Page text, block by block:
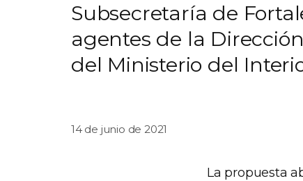
Subsecretaría de
agentes de la
del Ministerio del
14 de junio de 2021
La propuesta